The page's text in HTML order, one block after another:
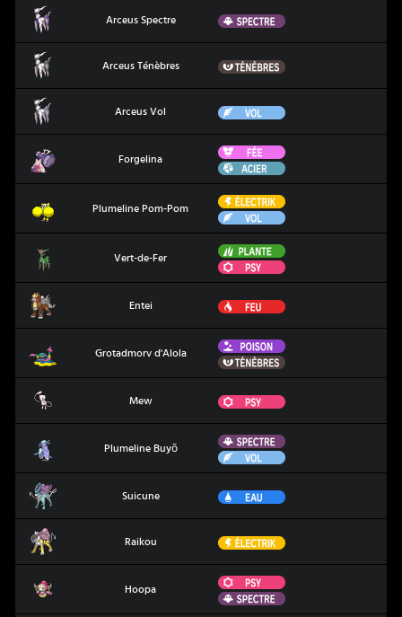
Arceus Spectre Spectre
Arceus Ténèbres Ténèbres
Arceus Vol Vol
Forgelina
Fée
Acier
Plumeline Pom-Pom
Électrik
Vol
Vert-de-Fer
Plante
Psy
Entei Feu
Grotadmorv d'Alola
Poison
Ténèbres
Mew Psy
Plumeline Buyō
Spectre
Vol
Suicune Eau
Raikou Électrik
Hoopa
Psy
Spectre